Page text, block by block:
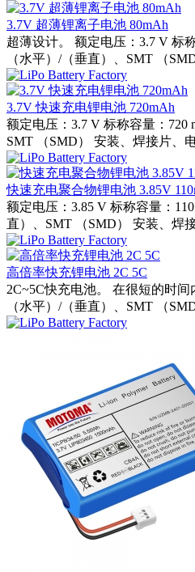
3.7V 超薄锂离子电池 80mAh
超薄设计。 额定电压：3.7 V 标
（水平）/（垂直）、SMT （
3.7V 快速充电锂电池 720mAh
额定电压：3.7 V 标称容量：720
SMT （SMD） 安装、焊接片、
快速充电聚合物锂电池 3.85V
额定电压：3.85 V 标称容量：
直）、SMT （SMD） 安装、焊
高倍率快充锂电池 2C 5C
2C~5C快充电池。 在很短的时
（水平）/（垂直）、SMT （